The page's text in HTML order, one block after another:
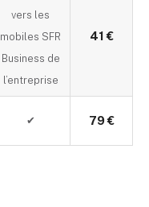
vers les
mobiles SFR
Business de
l’entreprise
41 €
✔ 79 €